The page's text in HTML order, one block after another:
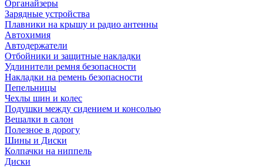
Органайзеры
Зарядные устройства
Плавники на крышу и радио антенны
Автохимия
Автодержатели
Отбойники и защитные накладки
Удлинители ремня безопасности
Накладки на ремень безопасности
Пепельницы
Чехлы шин и колес
Подушки между сидением и консолью
Вешалки в салон
Полезное в дорогу
Шины и Диски
Колпачки на ниппель
Диски